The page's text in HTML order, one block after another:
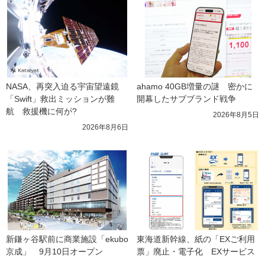
NASA、再突入迫る宇宙望遠鏡
「Swift」救出ミッションが難
航　救援機に何が?
2026年8月6日
ahamo 40GB増量の謎　密かに
開幕したサブブランド戦争
2026年8月5日
新鎌ヶ谷駅前に商業施設「ekubo
京成」　9月10日オープン
東海道新幹線、紙の「EXご利用
票」廃止・電子化　EXサービス